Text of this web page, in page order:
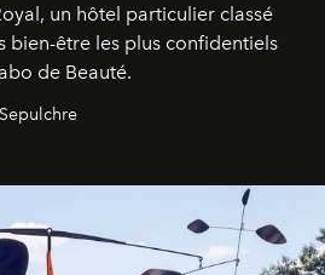
un hôtel particulier classé
bien-être les plus confidentiels
de Beauté.